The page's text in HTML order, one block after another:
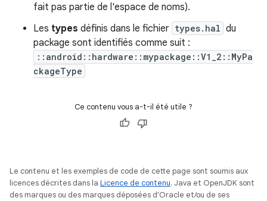
fait pas partie de l'espace de noms).
Les types définis dans le fichier types.hal du
package sont identifiés comme suit :
::android::hardware::mypackage::V1_2::MyPa
ckageType
Ce contenu vous a-t-il été utile ?
Le contenu et les exemples de code de cette page sont soumis aux
licences décrites dans la Licence de contenu. Java et OpenJDK sont
des marques ou des marques déposées d'Oracle et/ou de ses